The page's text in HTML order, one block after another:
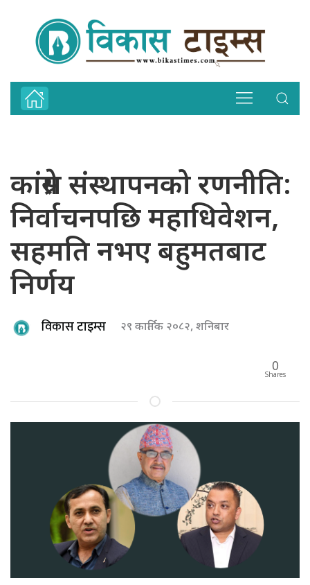
कांग्रेस संस्थापनको रणनीति:
निर्वाचनपछि महाधिवेशन,
सहमति नभए बहुमतबाट
निर्णय
विकास टाइम्स २९ कार्तिक २०८२, शनिबार
0
Shares